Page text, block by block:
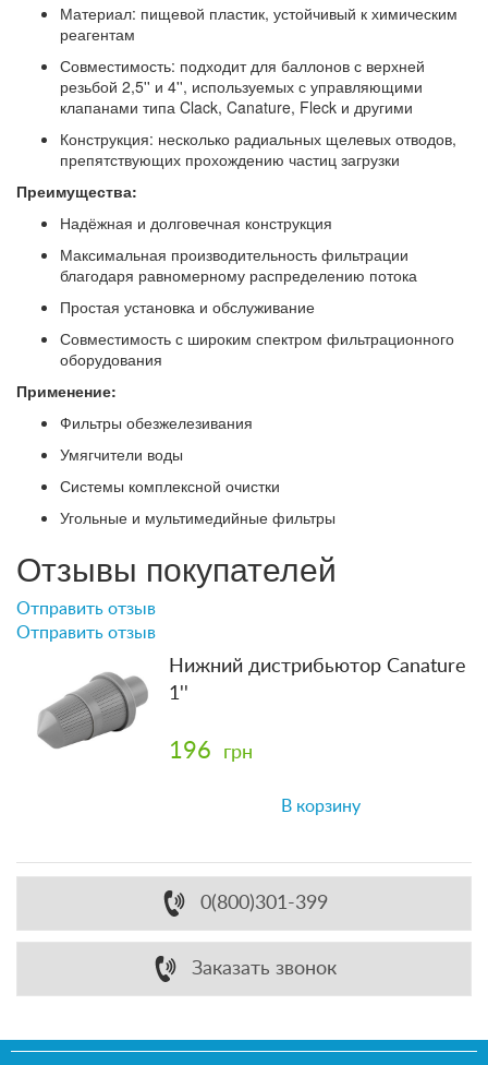
Материал: пищевой пластик, устойчивый к химическим
реагентам
Совместимость: подходит для баллонов с верхней
резьбой 2,5'' и 4'', используемых с управляющими
клапанами типа Clack, Canature, Fleck и другими
Конструкция: несколько радиальных щелевых отводов,
препятствующих прохождению частиц загрузки
Преимущества:
Надёжная и долговечная конструкция
Максимальная производительность фильтрации
благодаря равномерному распределению потока
Простая установка и обслуживание
Совместимость с широким спектром фильтрационного
оборудования
Применение:
Фильтры обезжелезивания
Умягчители воды
Системы комплексной очистки
Угольные и мультимедийные фильтры
Отзывы покупателей
Отправить отзыв
Отправить отзыв
Нижний дистрибьютор Canature
1''
196 грн
В корзину
0(800)301-399
Заказать звонок